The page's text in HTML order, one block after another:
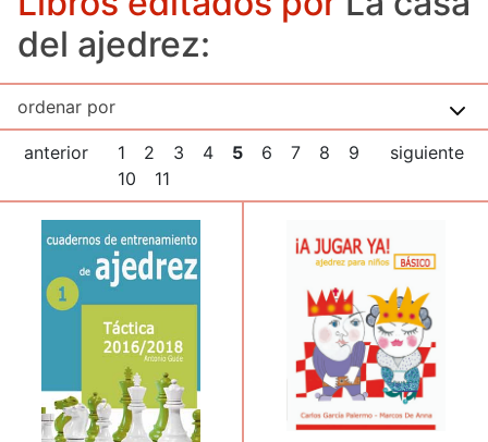
del ajedrez:
anterior 1 2 3 4 5 6 7 8
9
10
11
siguiente